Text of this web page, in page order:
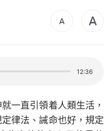
12:36
一直引領着人類生活，
律法、誡命也好，規定